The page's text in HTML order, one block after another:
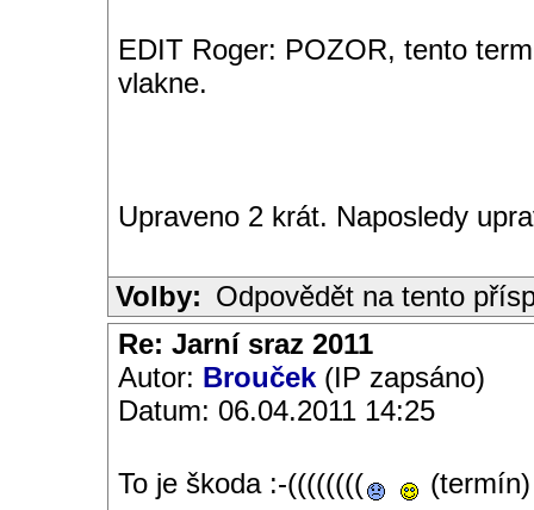
EDIT Roger: POZOR, tento
vlakne.
Upraveno 2 krát. Naposledy
Volby: Odpovědět na tento
Re: Jarní sraz 2011
Autor: Brouček (IP zapsáno)
Datum: 06.04.2011 14:25
To je škoda :-(((((((( (termín)